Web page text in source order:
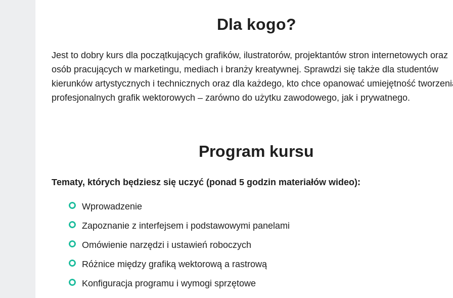
Dla kogo?
Jest to dobry kurs dla początkujących grafików, ilustratorów, projektantów stron internetowych oraz
osób pracujących w marketingu, mediach i branży kreatywnej. Sprawdzi się także dla studentów
kierunków artystycznych i technicznych oraz dla każdego, kto chce opanować umiejętność
profesjonalnych grafik wektorowych – zarówno do użytku zawodowego, jak i prywatnego.
Program kursu
Tematy, których będziesz się uczyć (ponad 5 godzin materiałów wideo):
Wprowadzenie
Zapoznanie z interfejsem i podstawowymi panelami
Omówienie narzędzi i ustawień roboczych
Różnice między grafiką wektorową a rastrową
Konfiguracja programu i wymogi sprzętowe